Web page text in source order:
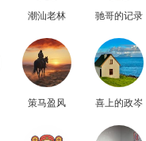
潮汕老林 驰哥的记录
策马盈风 喜上的政岑